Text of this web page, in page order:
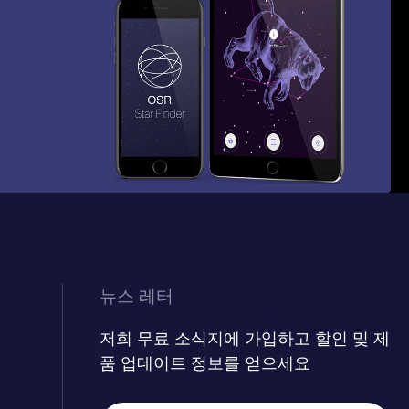
뉴스 레터
저희 무료 소식지에 가입하고 할인 및 제
품 업데이트 정보를 얻으세요